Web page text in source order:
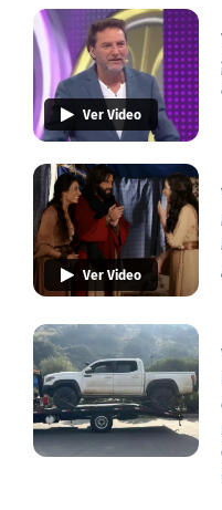
Ver Video
Ver Video